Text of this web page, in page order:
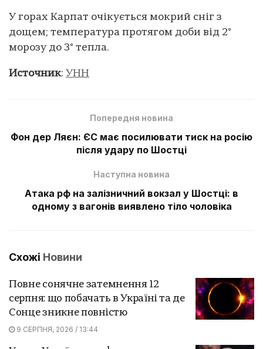
У горах Карпат очікується мокрий сніг з
дощем; температура протягом доби від 2°
морозу до 3° тепла.
Источник: УНН
Попередня новина
Фон дер Ляєн: ЄС має посилювати тиск на росію
після удару по Шостці
Наступна новина
Атака рф на залізничний вокзал у Шостці: в
одному з вагонів виявлено тіло чоловіка
Схожі Новини
Повне сонячне затемнення 12
серпня: що побачать в Україні та де
Сонце зникне повністю
9 СЕРПНЯ, 2026 / 13:44